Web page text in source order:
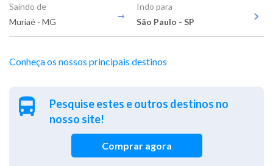
Saindo de
Muriaé - MG
Indo para
São Paulo - SP
Conheça os nossos principais destinos
Pesquise estes e outros destinos no
nosso site!
Comprar agora